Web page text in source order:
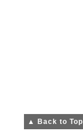
▲ Back to Top